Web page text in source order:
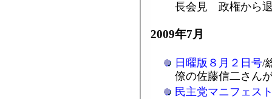
長会見 政権から
2009年7月
日曜版８月２日号/
僚の佐藤信二さん
民主党マニフェス